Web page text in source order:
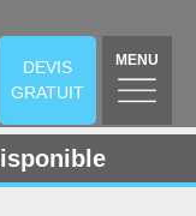
DEVIS
GRATUIT
MENU